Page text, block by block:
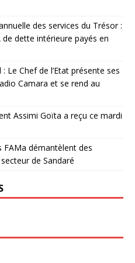
des services du Trésor :
de dette intérieure payés en
Le Chef de l’Etat présente ses
Camara et se rend au
Assimi Goïta a reçu ce mardi
démantèlent des
de Sandaré